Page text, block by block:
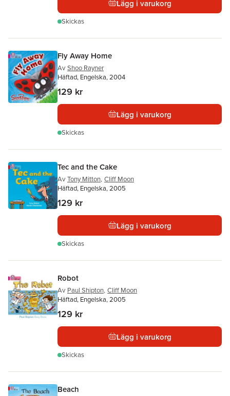
Lägg i varukorg
Skickas
Fly Away Home
Av Shoo Rayner
Häftad, Engelska, 2004
129 kr
Lägg i varukorg
Skickas
Tec and the Cake
Av Tony Mitton, Cliff Moon
Häftad, Engelska, 2005
129 kr
Lägg i varukorg
Skickas
Robot
Av Paul Shipton, Cliff Moon
Häftad, Engelska, 2005
129 kr
Lägg i varukorg
Skickas
Beach